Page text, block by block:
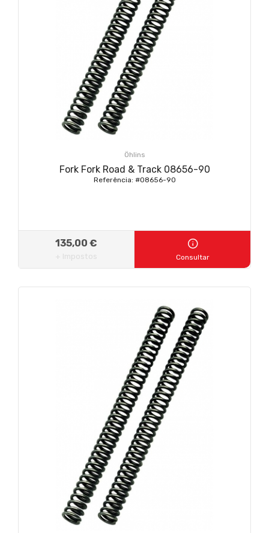
Öhlins
Fork Fork Road & Track 08656-90
Referência: #08656-90
135,00 €
+ Impostos Consultar